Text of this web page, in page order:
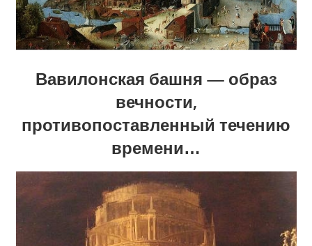
Вавилонская башня — образ
вечности,
противопоставленный течению
времени…